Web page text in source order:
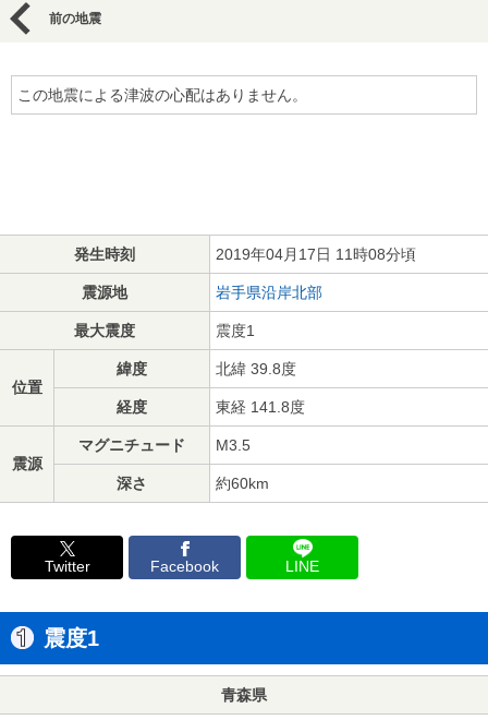
前の地震
この地震による津波の心配はありません。
発生時刻 2019年04月17日 11時08分頃
震源地 岩手県沿岸北部
最大震度 震度1
位置
緯度 北緯 39.8度
経度 東経 141.8度
震源
マグニチュード M3.5
深さ 約60km
Twitter Facebook LINE
震度1
青森県